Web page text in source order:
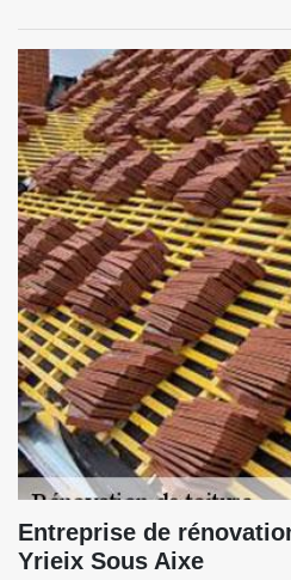
Entreprise de
Yrieix Sous Aixe